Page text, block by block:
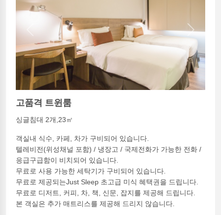
Previous Next
고품격 트윈룸
싱글침대 2개,23㎡
객실내 식수, 카페, 차가 구비되어 있습니다.
텔레비전(위성채널 포함) / 냉장고 / 국제전화가 가능한 전화 /
응급구급함이 비치되어 있습니다.
무료로 사용 가능한 세탁기가 구비되어 있습니다.
무료로 제공되는Just Sleep 초고급 미식 혜택권을 드립니다.
무료로 디저트, 커피, 차, 책, 신문, 잡지를 제공해 드립니다.
본 객실은 추가 매트리스를 제공해 드리지 않습니다.